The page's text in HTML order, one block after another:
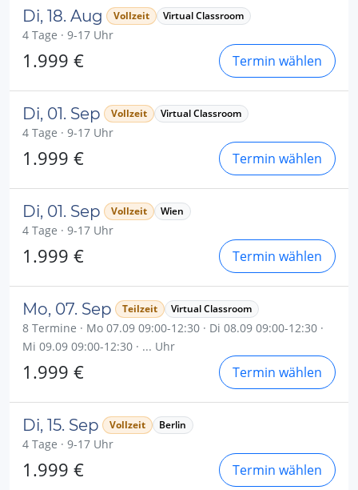
Di, 18. Aug Vollzeit Virtual Classroom
4 Tage · 9-17 Uhr
1.999 € Termin wählen
Di, 01. Sep Vollzeit Virtual Classroom
4 Tage · 9-17 Uhr
1.999 € Termin wählen
Di, 01. Sep Vollzeit Wien
4 Tage · 9-17 Uhr
1.999 € Termin wählen
Mo, 07. Sep Teilzeit Virtual Classroom
8 Termine · Mo 07.09 09:00-12:30 · Di 08.09 09:00-12:30 ·
Mi 09.09 09:00-12:30 · ... Uhr
1.999 € Termin wählen
Di, 15. Sep Vollzeit Berlin
4 Tage · 9-17 Uhr
1.999 € Termin wählen